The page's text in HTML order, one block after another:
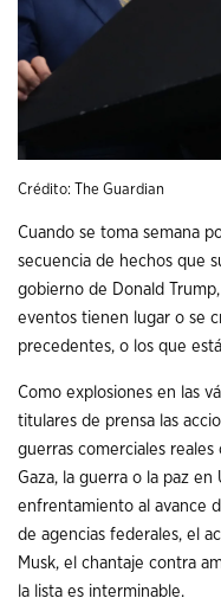
Crédito: The Guardian
Cuando se toma semana
secuencia de hechos que
gobierno de Donald
eventos tienen lugar o se
precedentes, o los que
Como explosiones en las
titulares de prensa las
guerras comerciales
Gaza, la guerra o la paz en
enfrentamiento al avance
de agencias federales, el
Musk, el chantaje contra
la lista es interminable.